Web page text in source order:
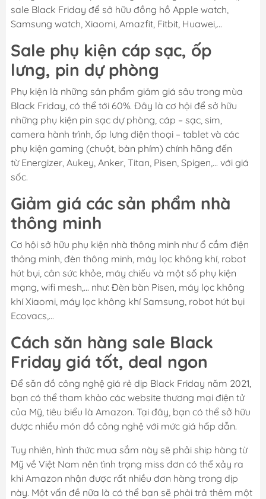
sale Black Friday để sở hữu đồng hồ Apple watch,
Samsung watch, Xiaomi, Amazfit, Fitbit, Huawei,...
Sale phụ kiện cáp sạc, ốp
lưng, pin dự phòng
Phụ kiện là những sản phẩm giảm giá sâu trong mùa
Black Friday, có thể tới 60%. Đây là cơ hội để sở hữu
những phụ kiện pin sạc dự phòng, cáp – sạc, sim,
camera hành trình, ốp lưng điện thoại – tablet và các
phụ kiện gaming (chuột, bàn phím) chính hãng đến
từ Energizer, Aukey, Anker, Titan, Pisen, Spigen,... với giá
sốc.
Giảm giá các sản phẩm nhà
thông minh
Cơ hội sở hữu phụ kiện nhà thông minh như ổ cắm điện
thông minh, đèn thông minh, máy lọc không khí, robot
hút bụi, cân sức khỏe, máy chiếu và một số phụ kiện
mạng, wifi mesh,... như: Đèn bàn Pisen, máy lọc không
khí Xiaomi, máy lọc không khí Samsung, robot hút bụi
Ecovacs,...
Cách săn hàng sale Black
Friday giá tốt, deal ngon
Để săn đồ công nghệ giá rẻ dịp Black Friday năm 2021,
bạn có thể tham khảo các website thương mại điện tử
của Mỹ, tiêu biểu là Amazon. Tại đây, bạn có thể sở hữu
được nhiều món đồ công nghệ với mức giá hấp dẫn.
Tuy nhiên, hình thức mua sắm này sẽ phải ship hàng từ
Mỹ về Việt Nam nên tình trạng miss đơn có thể xảy ra
khi Amazon nhận được rất nhiều đơn hàng trong dịp
này. Một vấn đề nữa là có thể bạn sẽ phải trả thêm một